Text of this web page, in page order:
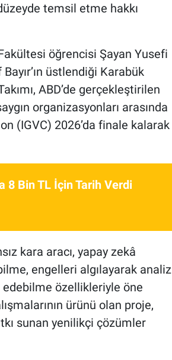
temsil etme hakkı
öğrencisi Şayan Yusefi
üstlendiği Karabük
ABD’de gerçekleştirilen
organizasyonları arasında
(IGVC) 2026’da finale kalarak
8 Bin TL İçin Tarih Verdi
kara aracı, yapay zekâ
engelleri algılayarak analiz
özellikleriyle öne
ürünü olan proje,
sunan yenilikçi çözümler